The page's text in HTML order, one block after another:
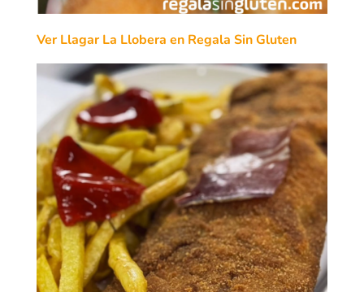
Ver Llagar La Llobera en Regala Sin Gluten